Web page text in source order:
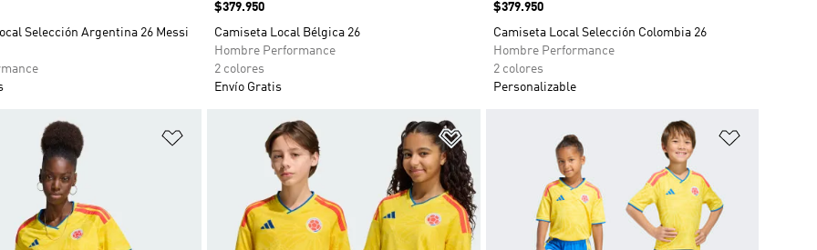
Selección Argentina 26 Messi
Precio
$379.950
Camiseta Local Bélgica 26
Hombre Performance
2 colores
Envío Gratis
Precio
$379.950
Camiseta Local Selección Colombia 26
Hombre Performance
2 colores
Personalizable
de deseos Añadir a la lista de deseos Añadir a la lista de deseos